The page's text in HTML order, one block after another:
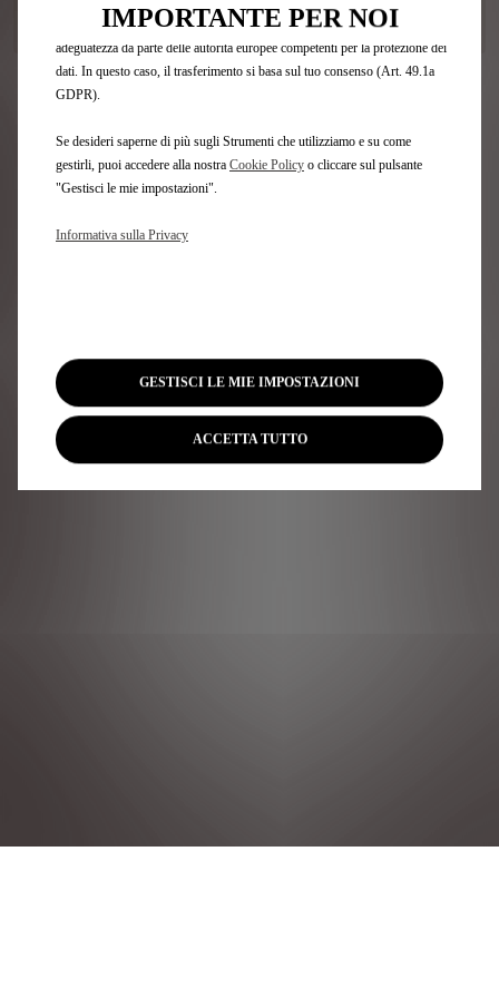
support@shop-dsautomobiles.it
IMPORTANTE PER NOI
Europeo (SEE) che potrebbero non aver ancora ricevuto una decisione di
adeguatezza da parte delle autorità europee competenti per la protezione dei
dati. In questo caso, il trasferimento si basa sul tuo consenso (Art. 49.1a
GDPR).
Se desideri saperne di più sugli Strumenti che utilizziamo e su come
gestirli, puoi accedere alla nostra Cookie Policy o cliccare sul pulsante
"Gestisci le mie impostazioni".
Informativa sulla Privacy
GESTISCI LE MIE IMPOSTAZIONI
ACCETTA TUTTO